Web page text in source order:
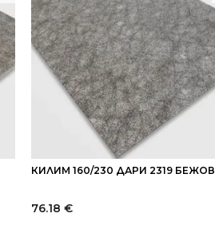
КИЛИМ 160/230 ДАРИ 2319 БЕЖОВ
76.18 €